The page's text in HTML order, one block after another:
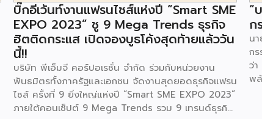
บิ๊กอีเว้นท์งานแฟรนไชส์แห่งปี “Smart SME
EXPO 2023” ชู 9 Mega Trends ธุรกิจ
ฮิตติดกระแส เปิดจองบูธโค้งสุดท้ายแล้ววัน
นี้!!
บริษัท พีเอ็มจี คอร์ปอเรชั่น จำกัด ร่วมกับหน่วยงาน
พันธมิตรทั้งภาครัฐและเอกชน จัดงานสุดยอดธุรกิจแฟรน
ไชส์ ครั้งที่ 9 ยิ่งใหญ่แห่งปี “Smart SME EXPO 2023”
ภายใต้คอนเซ็ปต์ 9 Mega Trends รวม 9 เทรนด์ธุรกิจ
“
ก
น
ก
ว่
พ